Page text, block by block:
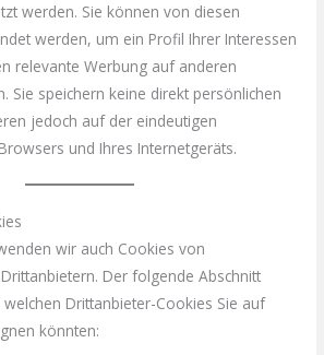
werden. Sie können von diesen
werden, um ein Profil Ihrer Interessen
relevante Werbung auf anderen
Sie speichern keine direkt persönlichen
jedoch auf der eindeutigen
und Ihres Internetgeräts.
wir auch Cookies von
Der folgende Abschnitt
Drittanbieter-Cookies Sie auf
könnten: